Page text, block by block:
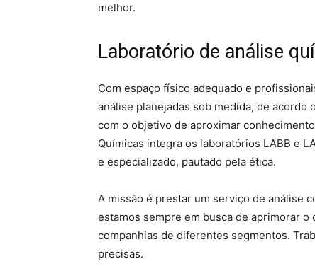
melhor.
Laboratório de análise
Com espaço físico adequado e
análise planejadas sob medida, de
com o objetivo de aproximar
Químicas integra os laboratórios LABB e
e especializado, pautado pela ética.
A missão é prestar um serviço de análise
estamos sempre em busca de aprimorar
companhias de diferentes segmentos.
precisas.